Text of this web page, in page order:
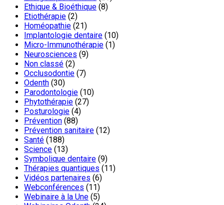
Ethique & Bioéthique (8)
Etiothérapie (2)
Homéopathie (21)
Implantologie dentaire (10)
Micro-Immunothérapie (1)
Neurosciences (9)
Non classé (2)
Occlusodontie (7)
Odenth (30)
Parodontologie (10)
Phytothérapie (27)
Posturologie (4)
Prévention (88)
Prévention sanitaire (12)
Santé (188)
Science (13)
Symbolique dentaire (9)
Thérapies quantiques (11)
Vidéos partenaires (6)
Webconférences (11)
Webinaire à la Une (5)